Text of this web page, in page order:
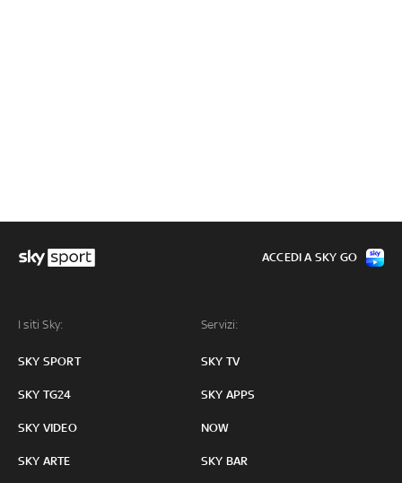
I siti Sky:
SKY SPORT
SKY TG24
SKY VIDEO
SKY ARTE
Servizi:
SKY TV
SKY APPS
NOW
SKY BAR
ACCEDI A SKY GO